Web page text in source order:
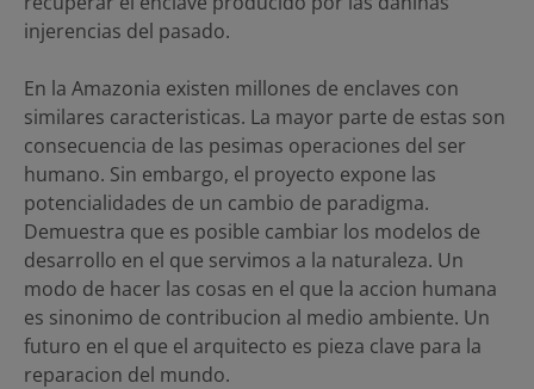
injerencias del pasado.
En la Amazonia existen millones de enclaves con
similares caracteristicas. La mayor parte de estas son
consecuencia de las pesimas operaciones del ser
humano. Sin embargo, el proyecto expone las
potencialidades de un cambio de paradigma.
Demuestra que es posible cambiar los modelos de
desarrollo en el que servimos a la naturaleza. Un
modo de hacer las cosas en el que la accion humana
es sinonimo de contribucion al medio ambiente. Un
futuro en el que el arquitecto es pieza clave para la
reparacion del mundo.